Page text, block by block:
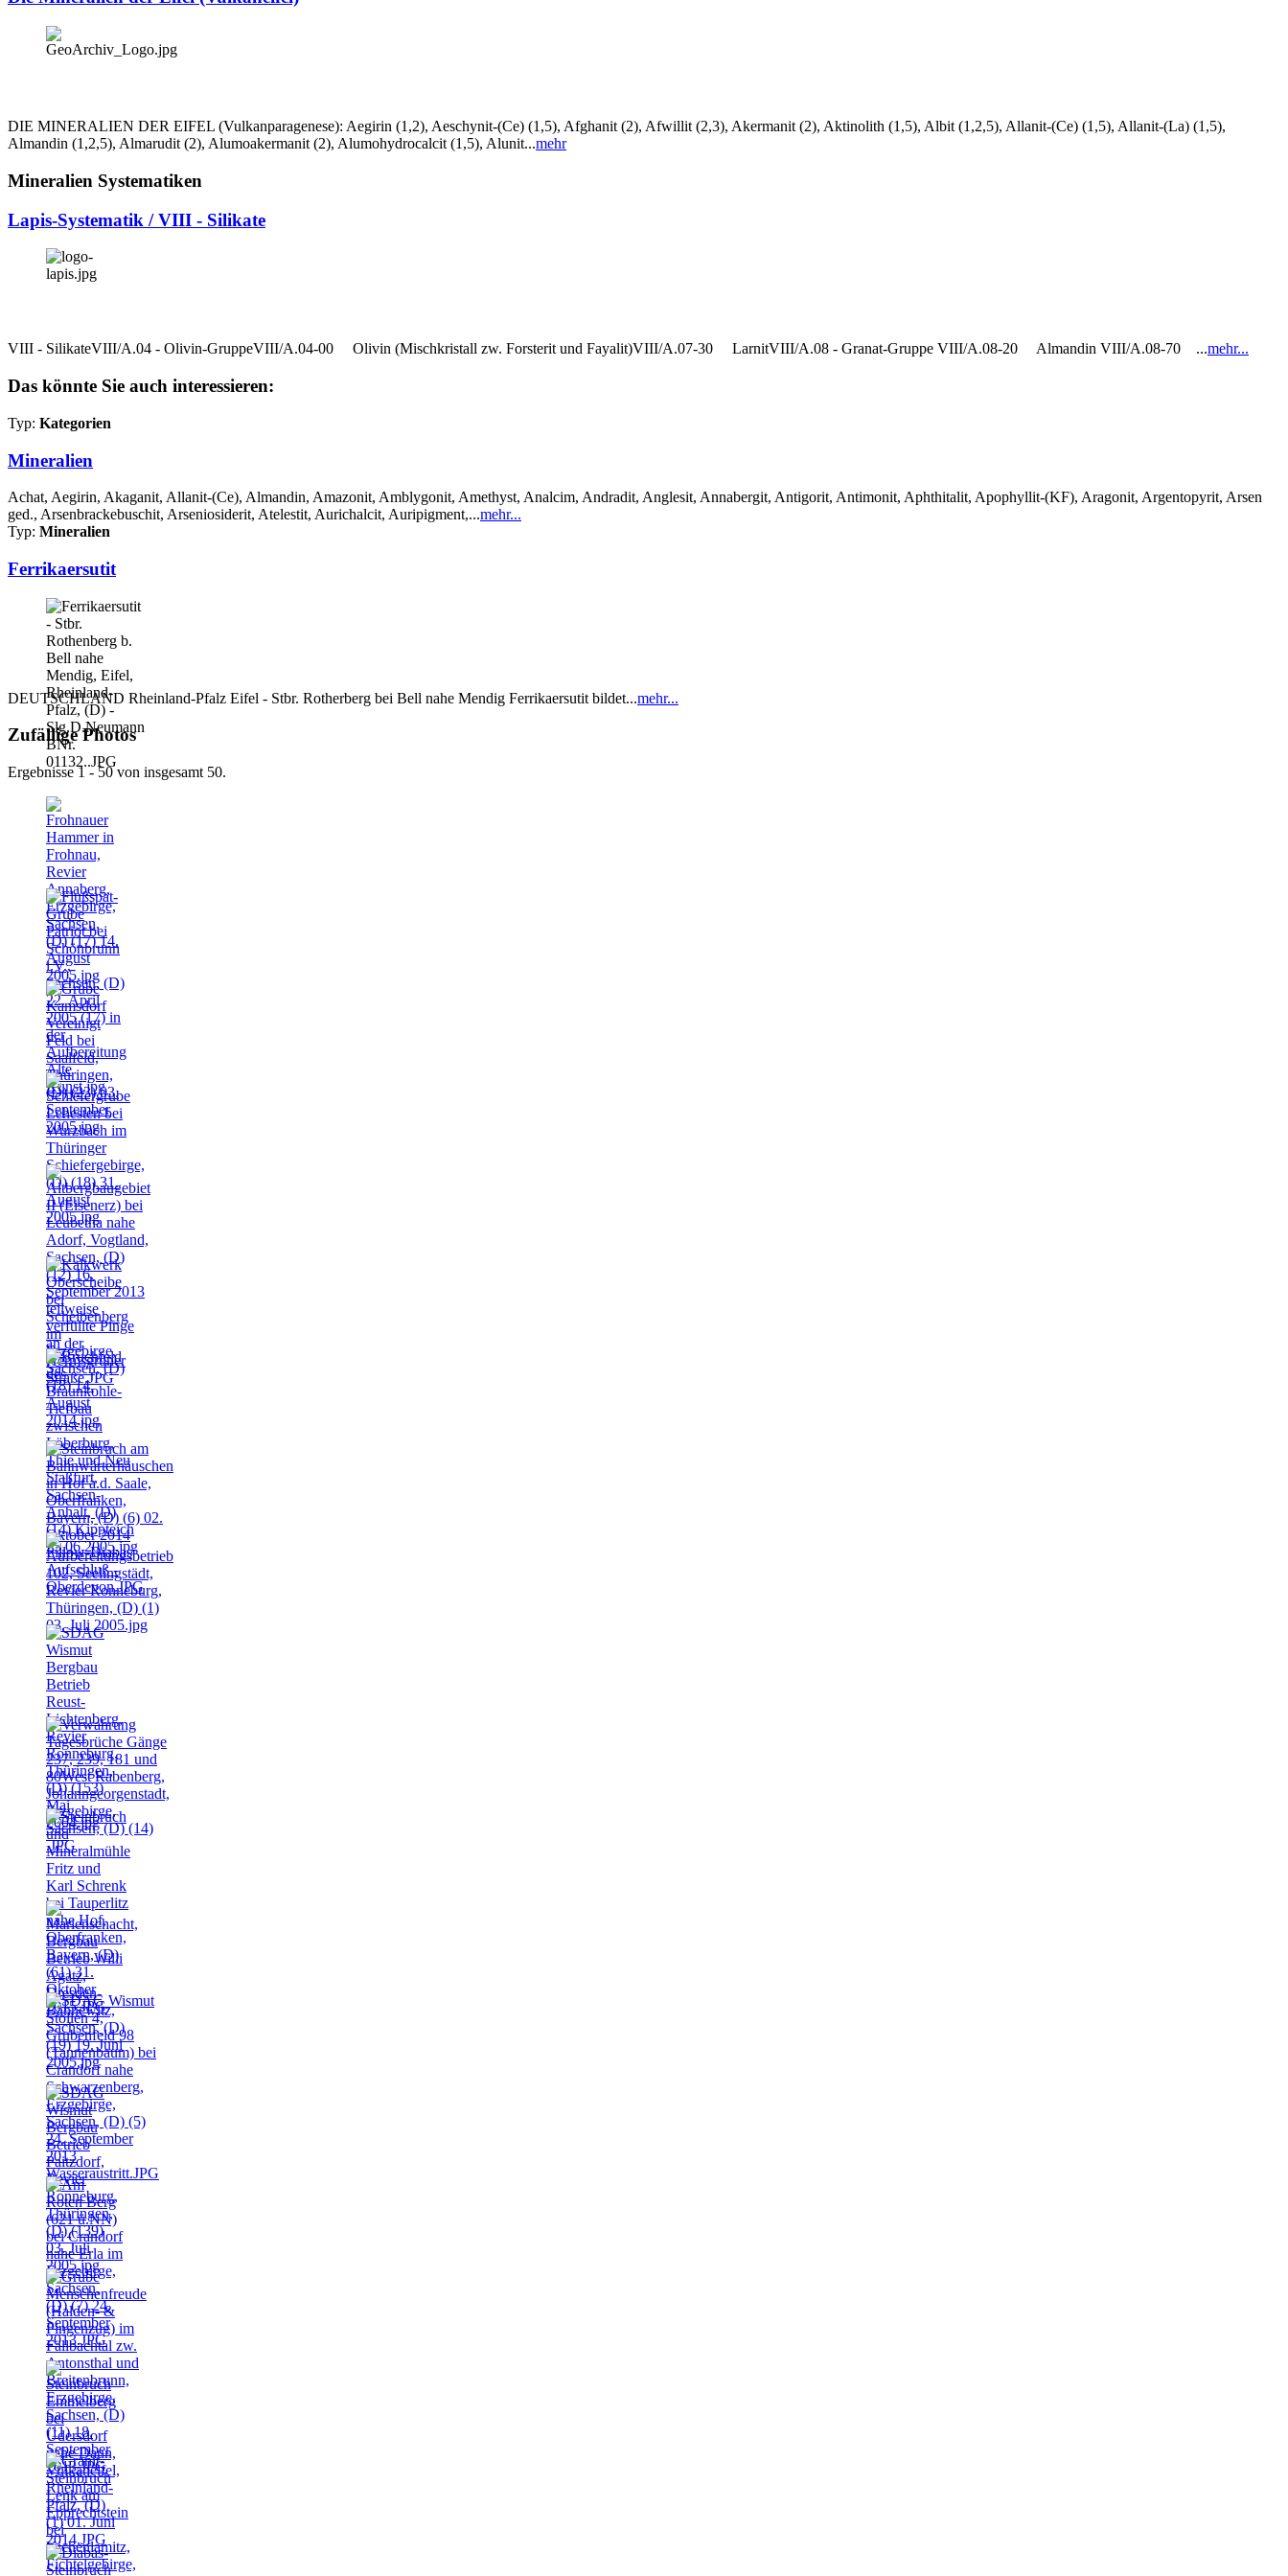
DIE MINERALIEN DER EIFEL (Vulkanparagenese): Aegirin (1,2), Aeschynit-(Ce) (1,5), Afghanit (2), Afwillit (2,3), Akermanit (2), Aktinolith (1,5), Albit (1,2,5), Allanit-(Ce) (1,5), Allanit-(La) (1,5),
Almandin (1,2,5), Almarudit (2), Alumoakermanit (2), Alumohydrocalcit (1,5), Alunit...mehr
Mineralien Systematiken
Lapis-Systematik / VIII - Silikate
VIII - SilikateVIII/A.04 - Olivin-GruppeVIII/A.04-00 Olivin (Mischkristall zw. Forsterit und Fayalit)VIII/A.07-30 LarnitVIII/A.08 - Granat-Gruppe VIII/A.08-20 Almandin VIII/A.08-70 ...mehr...
Das könnte Sie auch interessieren:
Typ: Kategorien
Mineralien
Achat, Aegirin, Akaganit, Allanit-(Ce), Almandin, Amazonit, Amblygonit, Amethyst, Analcim, Andradit, Anglesit, Annabergit, Antigorit, Antimonit, Aphthitalit, Apophyllit-(KF), Aragonit, Argentopyrit, Arsen
ged., Arsenbrackebuschit, Arseniosiderit, Atelestit, Aurichalcit, Auripigment,...mehr...
Typ: Mineralien
Ferrikaersutit
DEUTSCHLAND Rheinland-Pfalz Eifel - Stbr. Rotherberg bei Bell nahe Mendig Ferrikaersutit bildet...mehr...
Zufällige Photos
Ergebnisse 1 - 50 von insgesamt 50.